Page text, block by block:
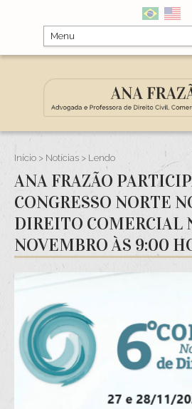
Início > Notícias > Lendo
ANA FRAZÃO
CONGRESSO NORTE
DIREITO COMERCIAL
NOVEMBRO ÀS 9:00